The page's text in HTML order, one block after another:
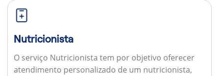
Nutricionista
O serviço Nutricionista tem por objetivo oferecer
atendimento personalizado de um nutricionista,